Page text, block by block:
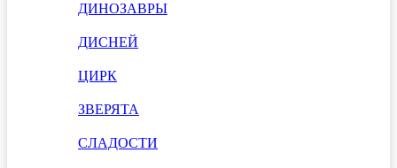
ДИНОЗАВРЫ
ДИСНЕЙ
ЦИРК
ЗВЕРЯТА
СЛАДОСТИ